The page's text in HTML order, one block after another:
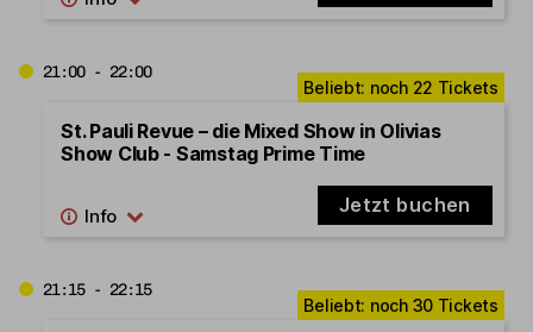
21:00 - 22:00
St. Pauli Revue – die Mixed Show in Olivias
Show Club - Samstag Prime Time
Jetzt buchen
21:15 - 22:15